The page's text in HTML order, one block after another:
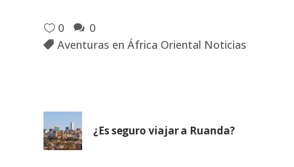
0
0
Aventuras en África Oriental Noticias
¿Es seguro viajar a Ruanda?